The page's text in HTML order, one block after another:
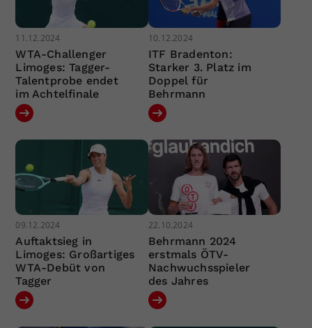
11.12.2024
WTA-Challenger
Limoges: Tagger-
Talentprobe endet
im Achtelfinale
10.12.2024
ITF Bradenton:
Starker 3. Platz im
Doppel für
Behrmann
09.12.2024
Auftaktsieg in
Limoges: Großartiges
WTA-Debüt von
Tagger
22.10.2024
Behrmann 2024
erstmals ÖTV-
Nachwuchsspieler
des Jahres